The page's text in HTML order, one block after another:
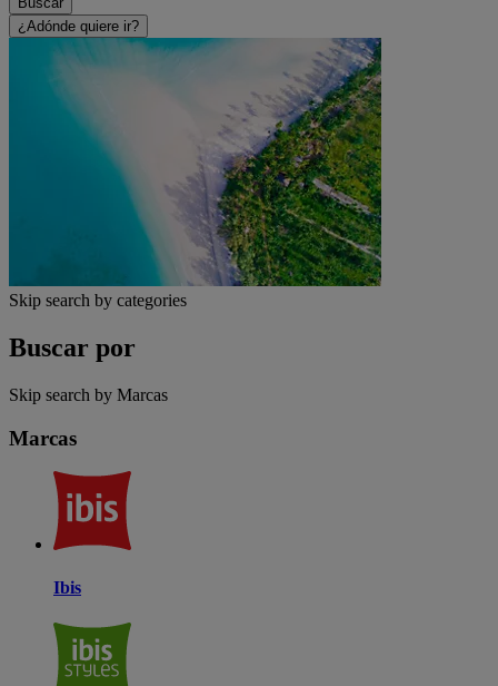
¿Adónde quiere ir?
Skip search by categories
Buscar por
Skip search by Marcas
Marcas
Ibis